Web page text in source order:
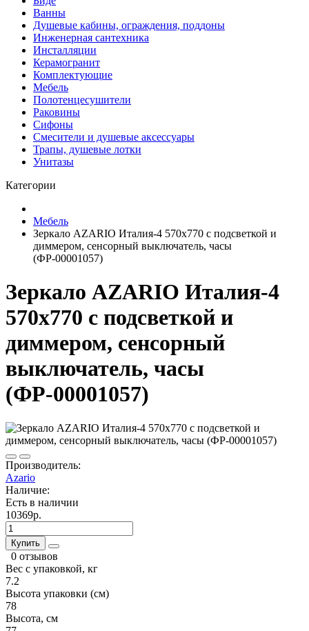
Ванны
Душевые кабины, ограждения, поддоны
Инженерная сантехника
Инсталляции
Керамогранит
Комплектующие
Мебель
Полотенцесушители
Раковины
Сифоны
Смесители и душевые аксессуары
Трапы, душевые лотки
Унитазы
Категории
Мебель
Зеркало AZARIO Италия-4 570х770 c подсветкой и
диммером, сенсорный выключатель, часы
(ФР-00001057)
Зеркало AZARIO Италия-4
570х770 c подсветкой и
диммером, сенсорный
выключатель, часы
(ФР-00001057)
Производитель:
Azario
Наличие:
Есть в наличии
10369р.
Купить
0 отзывов
Вес с упаковкой, кг
7.2
Высота упаковки (см)
78
Высота, см